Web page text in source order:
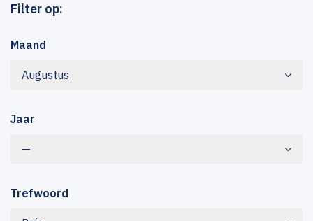
Filter op:
Maand
Augustus
Jaar
—
Trefwoord